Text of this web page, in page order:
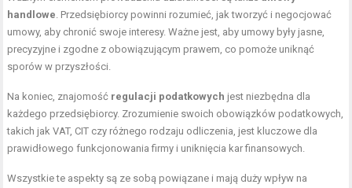
handlowe . Przedsiębiorcy powinni rozumieć, jak tworzyć i negocjować
umowy, aby chronić swoje interesy. Ważne jest, aby umowy były jasne,
precyzyjne i zgodne z obowiązującym prawem, co pomoże uniknąć
sporów w przyszłości.
Na koniec, znajomość regulacji podatkowych jest niezbędna dla
każdego przedsiębiorcy. Zrozumienie swoich obowiązków podatkowych,
takich jak VAT, CIT czy różnego rodzaju odliczenia, jest kluczowe dla
prawidłowego funkcjonowania firmy i uniknięcia kar finansowych.
Wszystkie te aspekty są ze sobą powiązane i mają duży wpływ na